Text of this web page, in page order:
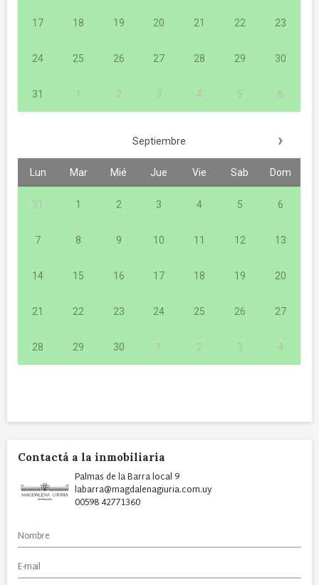
17 18 19 20 21 22 23
24 25 26 27 28 29 30
31 1 2 3 4 5 6
Septiembre ›
Lun Mar Mié Jue Vie Sab Dom
31 1 2 3 4 5 6
7 8 9 10 11 12 13
14 15 16 17 18 19 20
21 22 23 24 25 26 27
28 29 30 1 2 3 4
Contactá a la inmobiliaria
Palmas de la Barra local 9
labarra@magdalenagiuria.com.uy
00598 42771360